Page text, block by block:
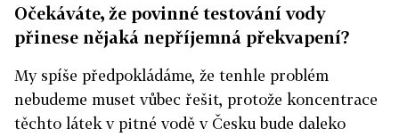
Očekáváte, že povinné testování vody
přinese nějaká nepříjemná překvapení?
My spíše předpokládáme, že tenhle problém
nebudeme muset vůbec řešit, protože koncentrace
těchto látek v pitné vodě v Česku bude daleko